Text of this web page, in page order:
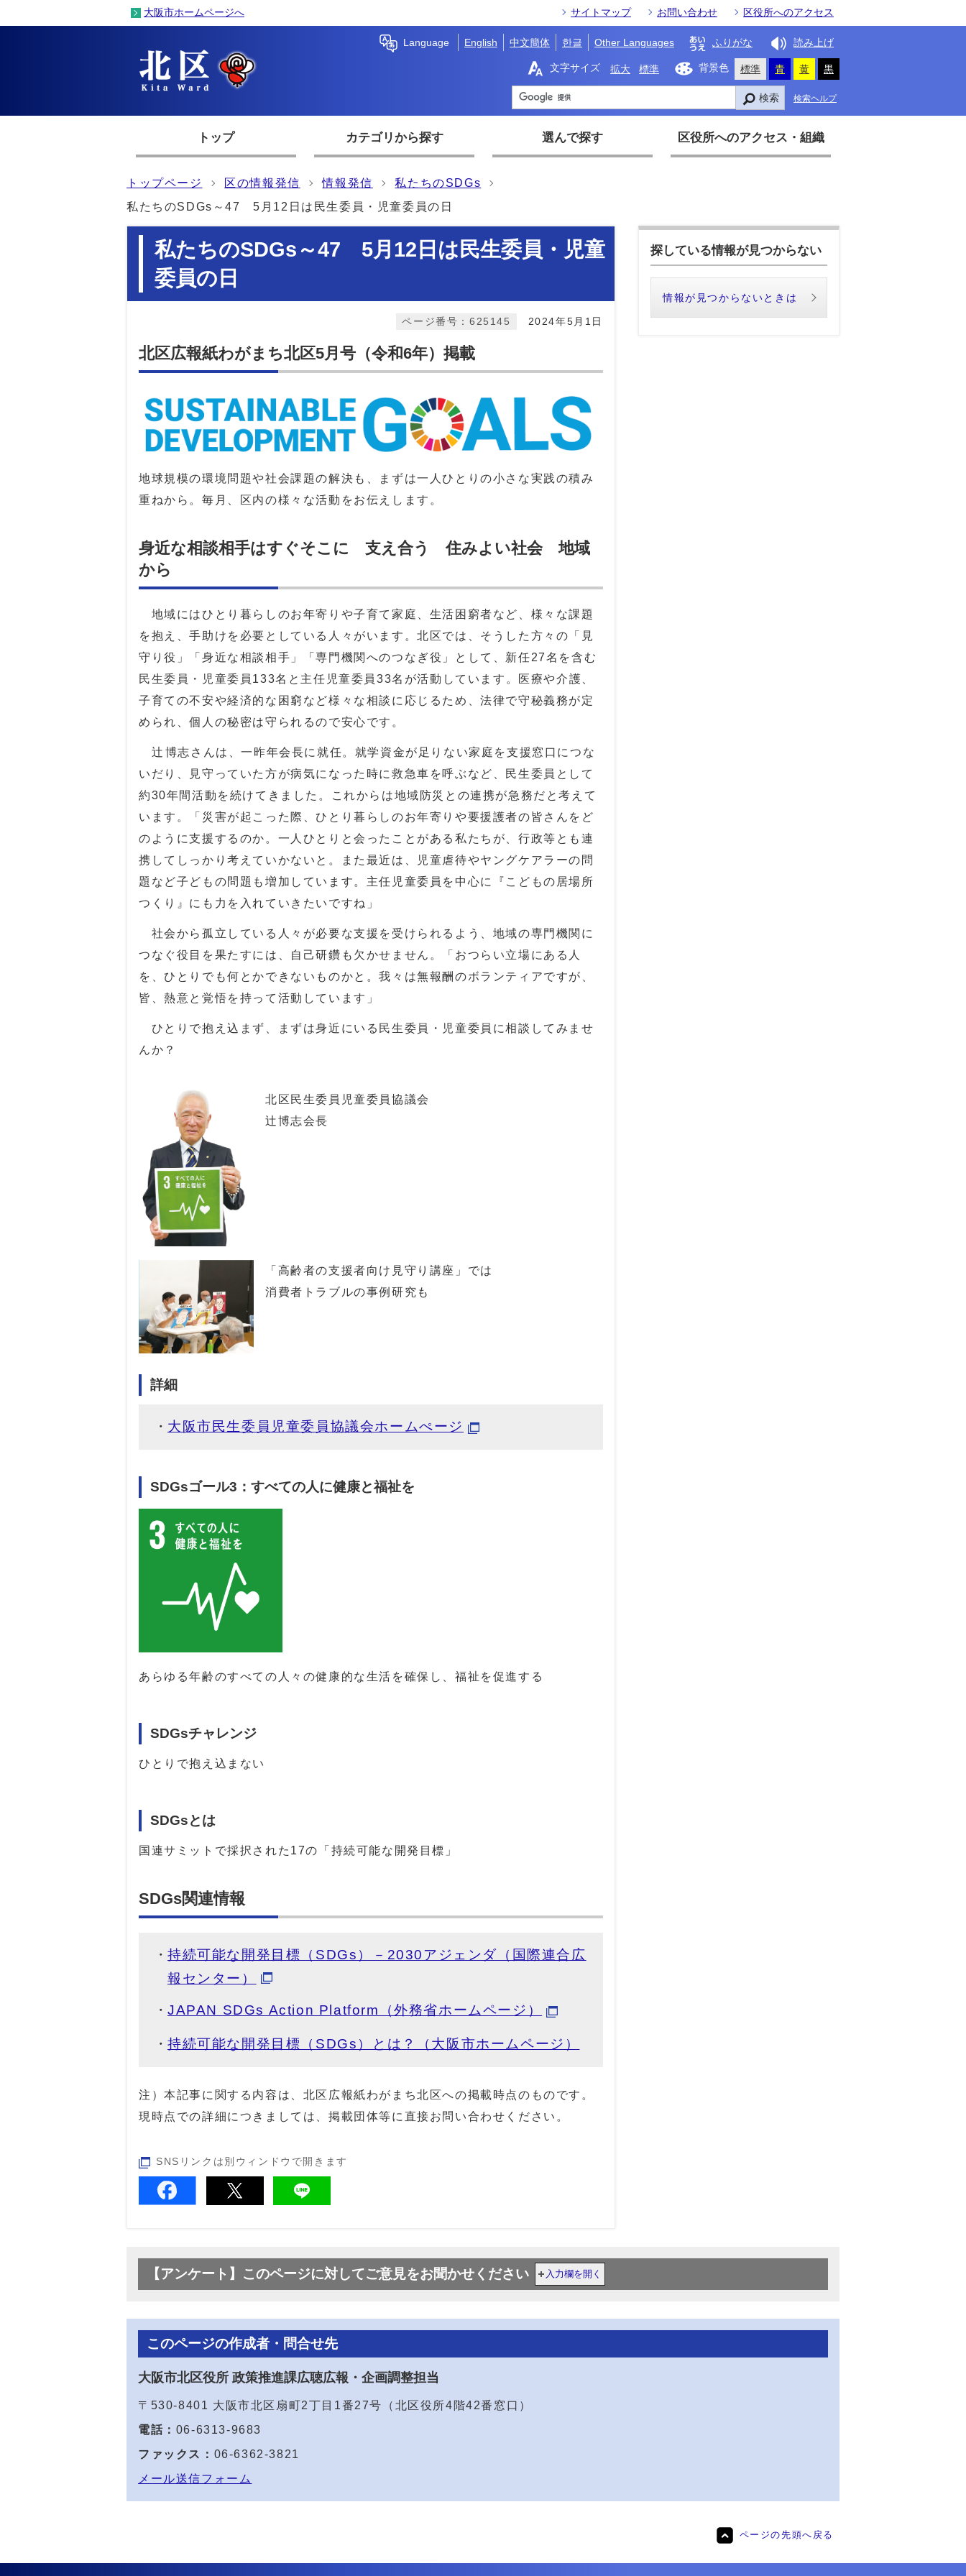
サイトマップ お問い合わせ 区役所へのアクセス
大阪市ホームページへ
Language English 中文簡体 한글 Other Languages ふりがな 読み上げ
文字サイズ 拡大 標準 背景色 標準 青 黄 黒
検索 検索ヘルプ
トップ カテゴリから探す 選んで探す 区役所へのアクセス・組織
トップページ 区の情報発信 情報発信
私たちのSDGs
私たちのSDGs～47 5月12日は民生委員・児童委員の日
私たちのSDGs～47 5月12日は民生委員・児童
委員の日
2024年5月1日
ページ番号：625145
北区広報紙わがまち北区5月号（令和6年）掲載
地球規模の環境問題や社会課題の解決も、まずは一人ひとりの小さな実践の積み
重ねから。毎月、区内の様々な活動をお伝えします。
身近な相談相手はすぐそこに 支え合う 住みよい社会 地域
から
地域にはひとり暮らしのお年寄りや子育て家庭、生活困窮者など、様々な課題
を抱え、手助けを必要としている人々がいます。北区では、そうした方々の「見
守り役」「身近な相談相手」「専門機関へのつなぎ役」として、新任27名を含む
民生委員・児童委員 133名と主任児童委員33名が活動しています。医療や介護、
子育ての不安や経済的な困窮など様々な相談に応じるため、法律で守秘義務が定
められ、個人の秘密は守られるので安心です。
辻󠄀 博志さんは、一昨年会長に就任。就学資金が足りない家庭を支援窓口につな
いだり、見守っていた方が病気になった時に救急車を呼ぶなど、民生委員として
約30年間活動を続けてきました。これからは地域防災との連携が急務だと考えて
います。「災害が起こった際、ひとり暮らしのお年寄りや要援護者の皆さんをど
のように支援するのか。一人ひとりと会ったことがある私たちが、行政等とも連
携してしっかり考えていかないと。また最近は、児童虐待やヤングケアラーの問
題など子どもの問題も増加しています。主任児童委員を中心に『こどもの居場所
つくり』にも力を入れていきたいですね」
社会から孤立している人々が必要な支援を受けられるよう、地域の専門機関に
つなぐ役目を果たすには、自己研鑽も欠かせません。「おつらい立場にある人
を、ひとりでも何とかできないものかと。我々は無報酬のボランティアですが、
皆、熱意と覚悟を持って活動しています」
ひとりで抱え込まず、まずは身近にいる民生委員・児童委員に相談してみませ
んか？
北区民生委員児童委員協議会
辻󠄀博志会長
「高齢者の支援者向け見守り講座」では
消費者トラブルの事例研究も
詳細
大阪市民生委員児童委員協議会ホームぺージ
SDGsゴール3：すべての人に健康と福祉を
あらゆる年齢のすべての人々の健康的な生活を確保し、福祉を促進する
SDGsチャレンジ
ひとりで抱え込まない
SDGsとは
国連サミットで採択された17の「持続可能な開発目標」
SDGs関連情報
持続可能な開発目標（SDGs）－2030アジェンダ（国際連合広
報センター）
JAPAN SDGs Action Platform（外務省ホームページ）
持続可能な開発目標（SDGs）とは？（大阪市ホームページ）
注）本記事に関する内容は、北区広報紙わがまち北区への掲載時点のものです。
現時点での詳細につきましては、掲載団体等に直接お問い合わせください。
SNSリンクは別ウィンドウで開きます
探している情報が見つからない
情報が見つからないときは
【アンケート】このページに対してご意見をお聞かせください 入力欄を開く
このページの作成者・問合せ先
大阪市北区役所 政策推進課広聴広報・企画調整担当
〒530-8401 大阪市北区扇町2丁目1番27号（北区役所4階42番窓口）
電話： 06-6313-9683
ファックス： 06-6362-3821
メール送信フォーム
ページの先頭へ戻る